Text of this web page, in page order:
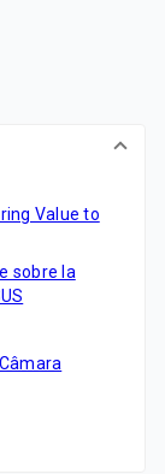
Value to
sobre la